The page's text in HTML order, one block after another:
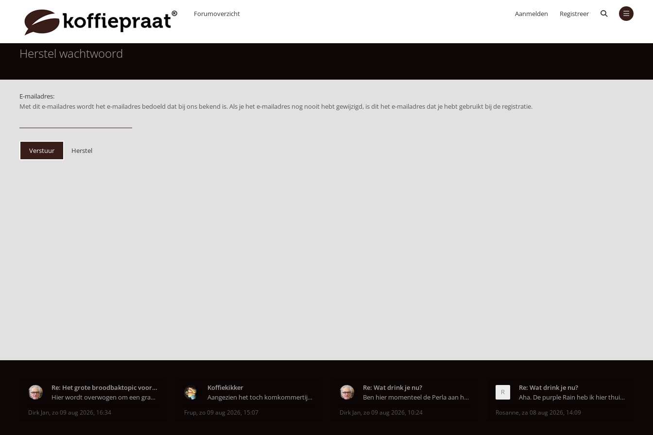
Aanmelden Registreer
Forumoverzicht
Herstel wachtwoord
E-mailadres:
Met dit e-mailadres wordt het e-mailadres bedoeld dat bij ons bekend is. Als je het e-mailadres nog nooit hebt gewijzigd, is dit het e-mailadres dat je hebt gebruikt bij de registratie.
Re: Het grote broodbaktopic voor koffie drinkende
Hier wordt overwogen om een graanmolen aan te scha
Dirk Jan, zo 09 aug 2026, 16:34
Koffiekikker
Aangezien het toch komkommertijd is. Een zingende
Frup, zo 09 aug 2026, 15:07
Re: Wat drink je nu?
Ben hier momenteel de Perla aan het uitproberen. D
Dirk Jan, zo 09 aug 2026, 10:24
Re: Wat drink je nu?
Aha. De purple Rain heb ik hier thuis ook op de mo
Rosanne, za 08 aug 2026, 14:09